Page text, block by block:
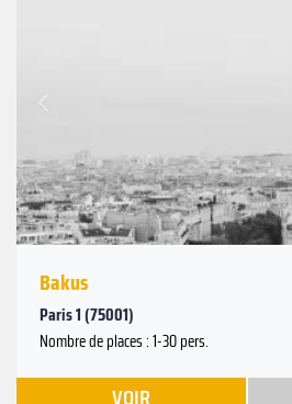
Bakus
Paris 1 (75001)
Nombre de places : 1-30 pers.